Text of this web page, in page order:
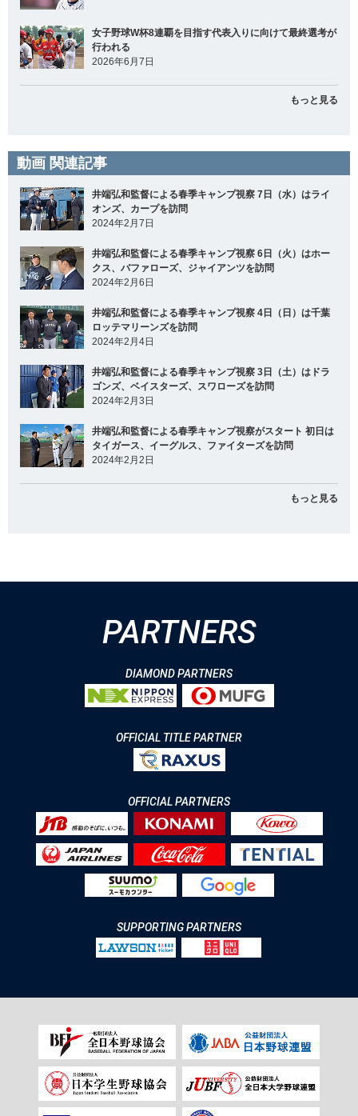
女子野球W杯8連覇を目指す代表入りに向けて最終選考が
行われる
2026年6月7日
もっと見る
動画 関連記事
井端弘和監督による春季キャンプ視察 7日（水）はライ
オンズ、カープを訪問
2024年2月7日
井端弘和監督による春季キャンプ視察 6日（火）はホー
クス、バファローズ、ジャイアンツを訪問
2024年2月6日
井端弘和監督による春季キャンプ視察 4日（日）は千葉
ロッテマリーンズを訪問
2024年2月4日
井端弘和監督による春季キャンプ視察 3日（土）はドラ
ゴンズ、ベイスターズ、スワローズを訪問
2024年2月3日
井端弘和監督による春季キャンプ視察がスタート 初日は
タイガース、イーグルス、ファイターズを訪問
2024年2月2日
もっと見る
PARTNERS
DIAMOND PARTNERS
OFFICIAL TITLE PARTNER
OFFICIAL PARTNERS
SUPPORTING PARTNERS